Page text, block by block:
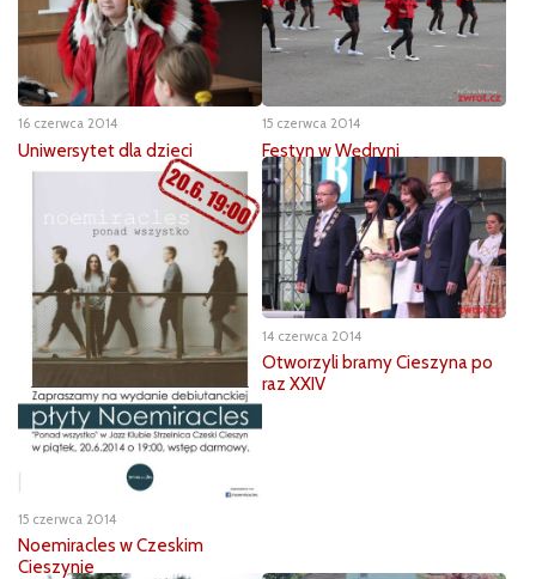
16 czerwca 2014
Uniwersytet dla dzieci
15 czerwca 2014
Festyn w Wędryni
15 czerwca 2014
Noemiracles w Czeskim
Cieszynie
14 czerwca 2014
Otworzyli bramy Cieszyna po
raz XXIV